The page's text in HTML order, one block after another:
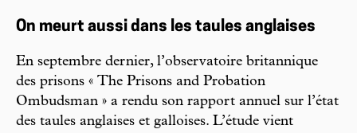
On meurt aussi dans les taules anglaises
En septembre dernier, l’observatoire britannique
des prisons « The Prisons and Probation
Ombudsman » a rendu son rapport annuel sur l’état
des taules anglaises et galloises. L’étude vient